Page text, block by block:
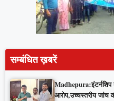
सम्बंधित ख़बरें
Madhepura:इंटर्नशिप
आरोप,उच्चस्तरीय जांच